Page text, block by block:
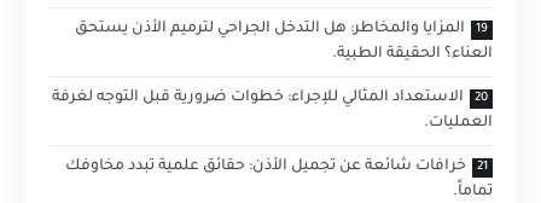
المزايا والمخاطر: هل التدخل الجراحي لترميم الأذن يستحق
العناء؟ الحقيقة الطبية.
الاستعداد المثالي للإجراء: خطوات ضرورية قبل التوجه لغرفة
العمليات.
خرافات شائعة عن تجميل الأذن: حقائق علمية تبدد مخاوفك
تماماً.